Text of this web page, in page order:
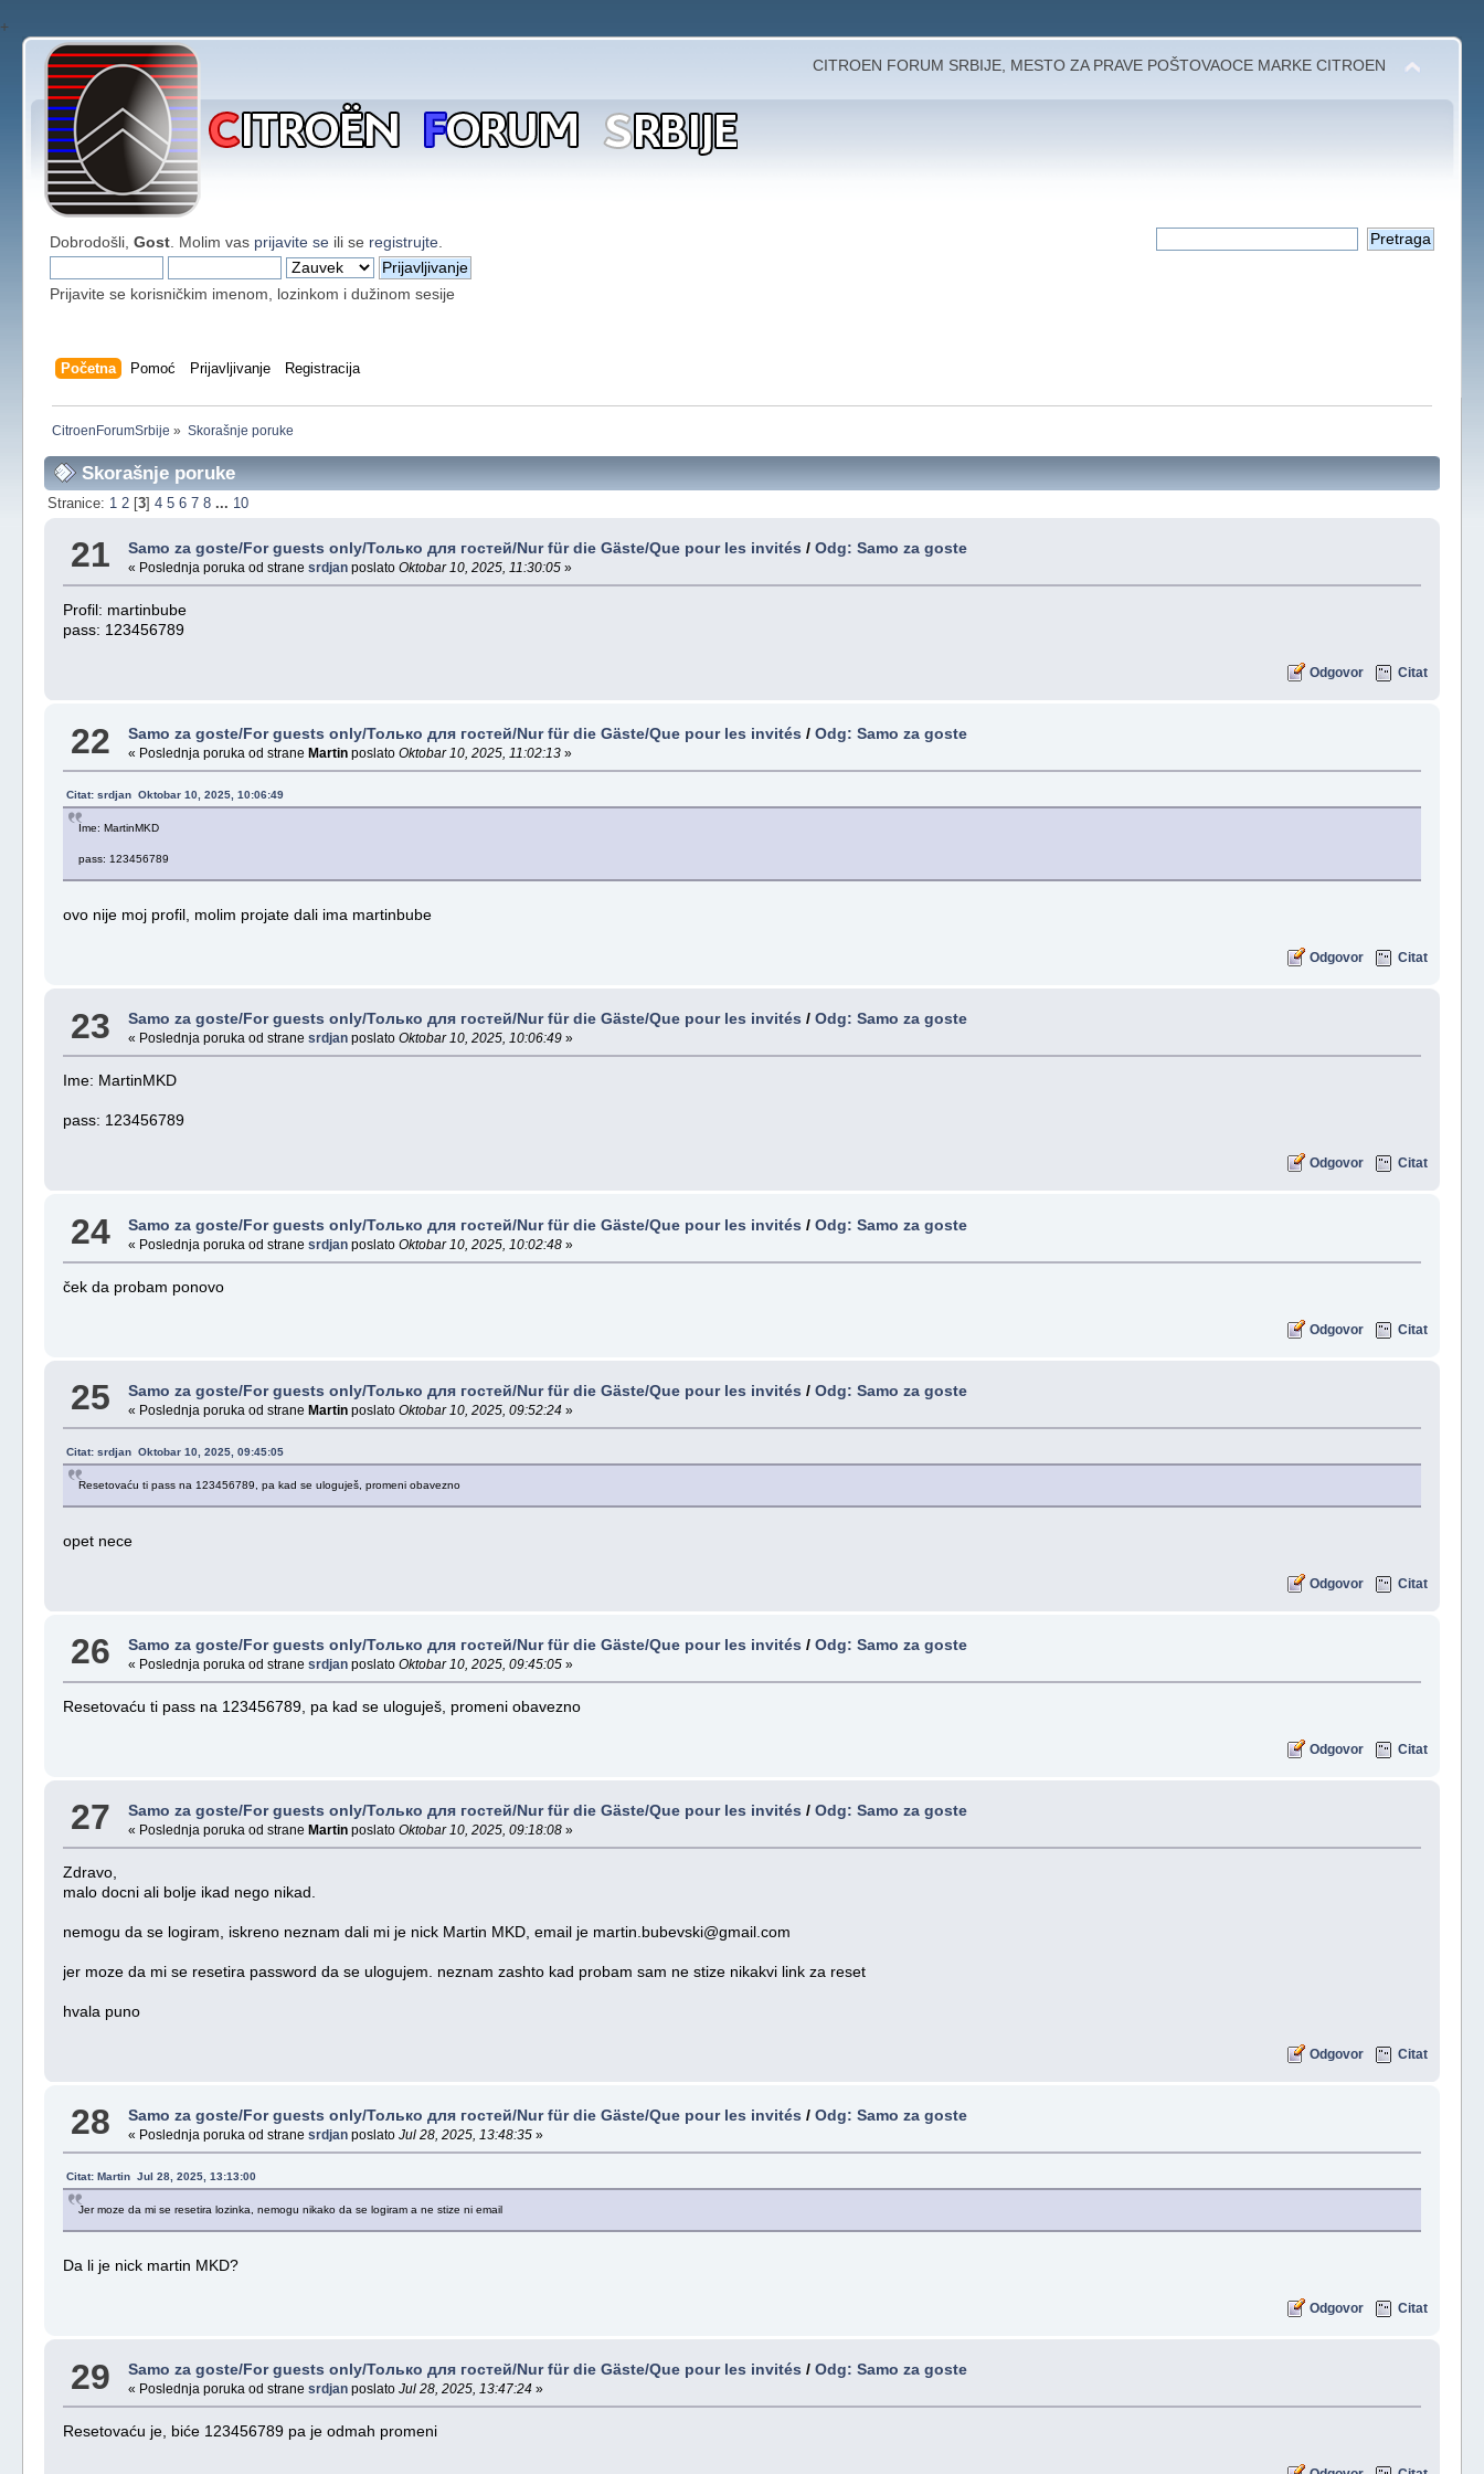
+
CITROEN FORUM SRBIJE, MESTO ZA PRAVE POŠTOVAOCE MARKE CITROEN
Dobrodošli,Gost . Molim vas prijavite se ili se registrujte
Prijavite se korisničkim imenom, lozinkom i dužinom sesije
Početna Pomoć Prijavljivanje Registracija
CitroenForumSrbije » Skorašnje poruke
Skorašnje poruke
Stranice: 1 2[3] 4 5 6 7 8 ... 10
21 Samo za goste/For guests only/Только для гостей/Nur für die Gäste/Que pour les invités / Odg: Samo za goste
« Poslednja poruka od strane srdjan poslatoOktobar 10, 2025, 11:30:05»
Profil: martinbube
pass: 123456789
Odgovor Citat
22 Samo za goste/For guests only/Только для гостей/Nur für die Gäste/Que pour les invités / Odg: Samo za goste
« Poslednja poruka od strane Martin poslatoOktobar 10, 2025, 11:02:13»
Citat: srdjan Oktobar 10, 2025, 10:06:49
Ime: MartinMKD
pass: 123456789
ovo nije moj profil, molim projate dali ima martinbube
Odgovor Citat
23 Samo za goste/For guests only/Только для гостей/Nur für die Gäste/Que pour les invités / Odg: Samo za goste
« Poslednja poruka od strane srdjan poslatoOktobar 10, 2025, 10:06:49»
Ime: MartinMKD
pass: 123456789
Odgovor Citat
24 Samo za goste/For guests only/Только для гостей/Nur für die Gäste/Que pour les invités / Odg: Samo za goste
« Poslednja poruka od strane srdjan poslatoOktobar 10, 2025, 10:02:48»
ček da probam ponovo
Odgovor Citat
25 Samo za goste/For guests only/Только для гостей/Nur für die Gäste/Que pour les invités / Odg: Samo za goste
« Poslednja poruka od strane Martin poslatoOktobar 10, 2025, 09:52:24»
Citat: srdjan Oktobar 10, 2025, 09:45:05
Resetovaću ti pass na 123456789, pa kad se uloguješ, promeni obavezno
opet nece
Odgovor Citat
26 Samo za goste/For guests only/Только для гостей/Nur für die Gäste/Que pour les invités / Odg: Samo za goste
« Poslednja poruka od strane srdjan poslatoOktobar 10, 2025, 09:45:05»
Resetovaću ti pass na 123456789, pa kad se uloguješ, promeni obavezno
Odgovor Citat
27 Samo za goste/For guests only/Только для гостей/Nur für die Gäste/Que pour les invités / Odg: Samo za goste
« Poslednja poruka od strane Martin poslatoOktobar 10, 2025, 09:18:08»
Zdravo,
malo docni ali bolje ikad nego nikad.
nemogu da se logiram, iskreno neznam dali mi je nick Martin MKD, email je martin.bubevski@gmail.com
jer moze da mi se resetira password da se ulogujem. neznam zashto kad probam sam ne stize nikakvi link za reset
hvala puno
Odgovor Citat
28 Samo za goste/For guests only/Только для гостей/Nur für die Gäste/Que pour les invités / Odg: Samo za goste
« Poslednja poruka od strane srdjan poslatoJul 28, 2025, 13:48:35»
Citat: Martin Jul 28, 2025, 13:13:00
Jer moze da mi se resetira lozinka, nemogu nikako da se logiram a ne stize ni email
Da li je nick martin MKD?
Odgovor Citat
29 Samo za goste/For guests only/Только для гостей/Nur für die Gäste/Que pour les invités / Odg: Samo za goste
« Poslednja poruka od strane srdjan poslatoJul 28, 2025, 13:47:24»
Resetovaću je, biće 123456789 pa je odmah promeni